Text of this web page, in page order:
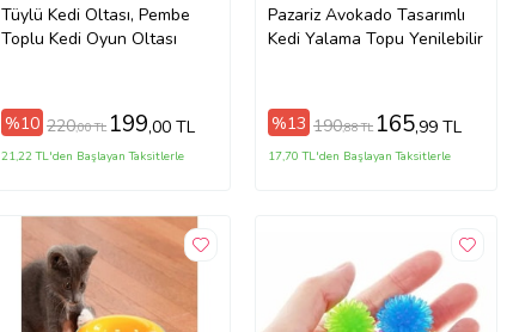
Tüylü Kedi Oltası, Pembe
Toplu Kedi Oyun Oltası
%10 220,00 TL 199,00 TL
21,22 TL'den Başlayan Taksitlerle
Pazariz Avokado Tasarımlı
Kedi Yalama Topu Yenilebilir
%13 190,88 TL 165,99 TL
17,70 TL'den Başlayan Taksitlerle